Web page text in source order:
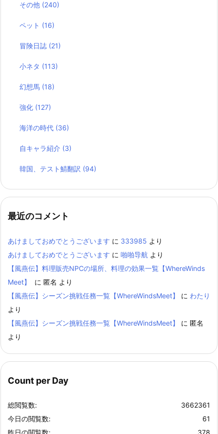
その他 (240)
ペット (16)
冒険日誌 (21)
小ネタ (113)
幻想馬 (18)
強化 (127)
海洋の時代 (36)
自キャラ紹介 (3)
韓国、テスト鯖翻訳 (94)
最近のコメント
あけましておめでとうございます に 333985 より
あけましておめでとうございます に 啪啪导航 より
【風燕伝】料理販売NPCの場所、料理の効果一覧【WhereWinds
Meet】
に 匿名 より
【風燕伝】シーズン挑戦任務一覧【WhereWindsMeet】
に わたり
より
【風燕伝】シーズン挑戦任務一覧【WhereWindsMeet】
に 匿名
より
Count per Day
3662361
総閲覧数:
61
今日の閲覧数:
378
昨日の閲覧数: